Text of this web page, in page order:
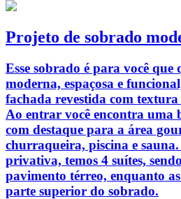
Projeto de sobrado
Esse sobrado é para você que
moderna, espaçosa e
fachada revestida com
Ao entrar você encontra uma
com destaque para a área
churraqueira, piscina e
privativa, temos 4 suítes,
pavimento térreo, enquanto
parte superior do sobrado.